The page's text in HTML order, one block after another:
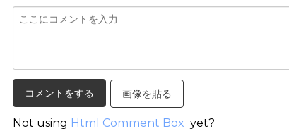
画像を貼る
Not using Html Comment Box yet?